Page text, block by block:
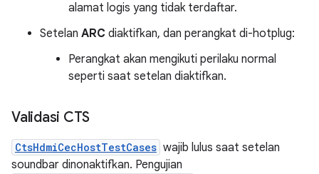
alamat logis yang tidak terdaftar.
Setelan ARC diaktifkan, dan perangkat di-hotplug:
Perangkat akan mengikuti perilaku normal
seperti saat setelan diaktifkan.
Validasi CTS
CtsHdmiCecHostTestCases wajib lulus saat setelan
soundbar dinonaktifkan. Pengujian